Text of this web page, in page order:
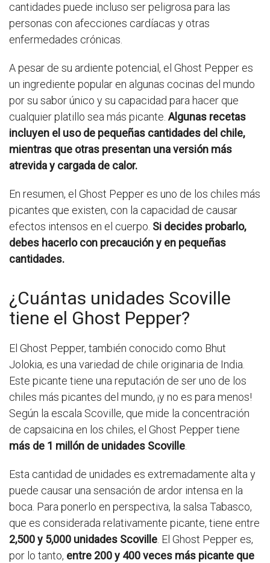
cantidades puede incluso ser peligrosa para las
personas con afecciones cardíacas y otras
enfermedades crónicas.
A pesar de su ardiente potencial, el Ghost Pepper es
un ingrediente popular en algunas cocinas del mundo
por su sabor único y su capacidad para hacer que
cualquier platillo sea más picante. Algunas recetas
incluyen el uso de pequeñas cantidades del chile,
mientras que otras presentan una versión más
atrevida y cargada de calor.
En resumen, el Ghost Pepper es uno de los chiles más
picantes que existen, con la capacidad de causar
efectos intensos en el cuerpo. Si decides probarlo,
debes hacerlo con precaución y en pequeñas
cantidades.
¿Cuántas unidades Scoville
tiene el Ghost Pepper?
El Ghost Pepper, también conocido como Bhut
Jolokia, es una variedad de chile originaria de India.
Este picante tiene una reputación de ser uno de los
chiles más picantes del mundo, ¡y no es para menos!
Según la escala Scoville, que mide la concentración
de capsaicina en los chiles, el Ghost Pepper tiene
más de 1 millón de unidades Scoville.
Esta cantidad de unidades es extremadamente alta y
puede causar una sensación de ardor intensa en la
boca. Para ponerlo en perspectiva, la salsa Tabasco,
que es considerada relativamente picante, tiene entre
2,500 y 5,000 unidades Scoville. El Ghost Pepper es,
por lo tanto, entre 200 y 400 veces más picante que